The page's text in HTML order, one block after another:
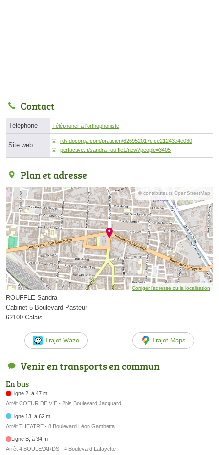
Contact
Téléphone Téléphoner à l'orthophoniste
Site web
rdv.docorga.com/praticien/626952017cfce21243e4e030
perfactive.fr/sandra-rouffle1/new?people=3405
Plan et adresse
© contributeurs OpenStreetMap
Corriger l’adresse ou la localisation
ROUFFLE Sandra
Cabinet 5 Boulevard Pasteur
62100 Calais
Trajet Waze Trajet Maps
Venir en transports en commun
En bus
Ligne 2, à 47 m
Arrêt COEUR DE VIE - 2bis Boulevard Jacquard
Ligne 13, à 62 m
Arrêt THEATRE - 8 Boulevard Léon Gambetta
Ligne B, à 34 m
Arrêt 4 BOULEVARDS - 4 Boulevard Lafayette